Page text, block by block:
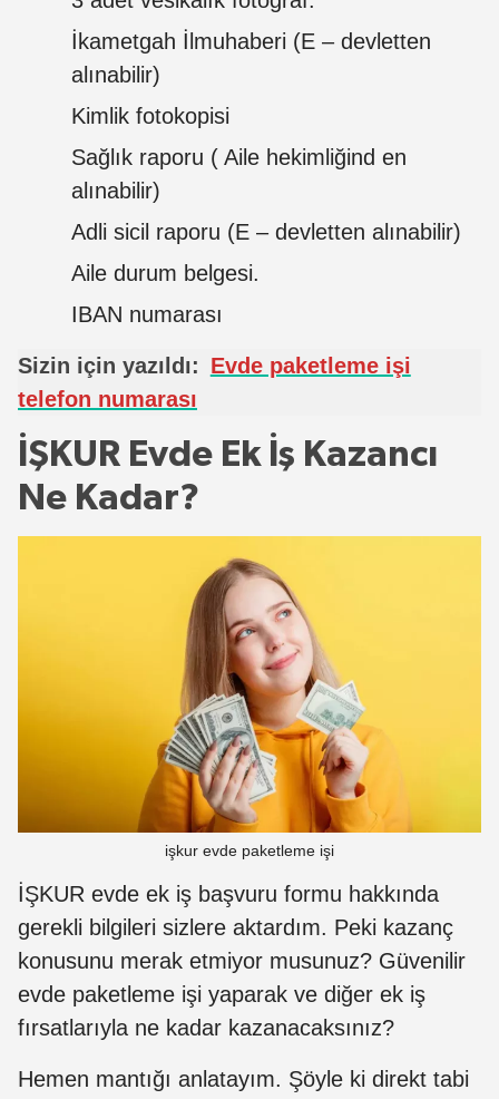
İkametgah İlmuhaberi (E – devletten
alınabilir)
Kimlik fotokopisi
Sağlık raporu ( Aile hekimliğind en
alınabilir)
Adli sicil raporu (E – devletten alınabilir)
Aile durum belgesi.
IBAN numarası
Sizin için yazıldı: Evde paketleme işi
telefon numarası
İŞKUR Evde Ek İş Kazancı
Ne Kadar?
işkur evde paketleme işi
İŞKUR evde ek iş başvuru formu hakkında
gerekli bilgileri sizlere aktardım. Peki kazanç
konusunu merak etmiyor musunuz? Güvenilir
evde paketleme işi yaparak ve diğer ek iş
fırsatlarıyla ne kadar kazanacaksınız?
Hemen mantığı anlatayım. Şöyle ki direkt tabi